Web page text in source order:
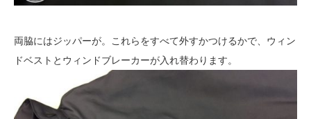
両脇にはジッパーが。これらをすべて外すかつけるかで、ウィン
ドベストとウィンドブレーカーが入れ替わります。